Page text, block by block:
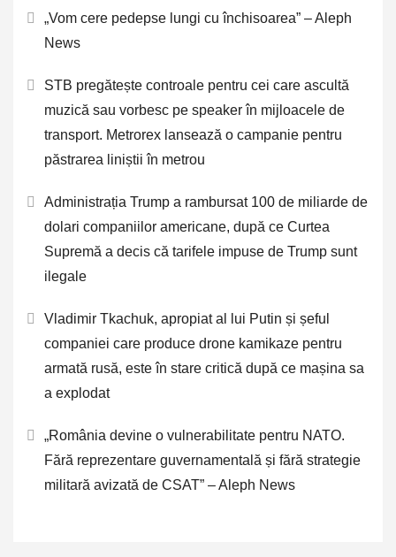
„Vom cere pedepse lungi cu închisoarea” – Aleph
News
STB pregătește controale pentru cei care ascultă
muzică sau vorbesc pe speaker în mijloacele de
transport. Metrorex lansează o campanie pentru
păstrarea liniștii în metrou
Administrația Trump a rambursat 100 de miliarde de
dolari companiilor americane, după ce Curtea
Supremă a decis că tarifele impuse de Trump sunt
ilegale
Vladimir Tkachuk, apropiat al lui Putin și șeful
companiei care produce drone kamikaze pentru
armată rusă, este în stare critică după ce mașina sa
a explodat
„România devine o vulnerabilitate pentru NATO.
Fără reprezentare guvernamentală și fără strategie
militară avizată de CSAT” – Aleph News